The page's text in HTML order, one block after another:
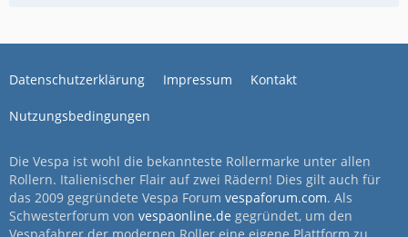
Datenschutzerklärung Impressum Kontakt
Nutzungsbedingungen
Die Vespa ist wohl die bekannteste Rollermarke unter allen
Rollern. Italienischer Flair auf zwei Rädern! Dies gilt auch für
das 2009 gegründete Vespa Forum vespaforum.com. Als
Schwesterforum von vespaonline.de gegründet, um den